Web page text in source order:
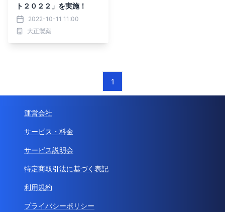
ト２０２２」を実施！
2022-10-11 11:00
大正製薬
1
運営会社
サービス・料金
サービス説明会
特定商取引法に基づく表記
利用規約
プライバシーポリシー